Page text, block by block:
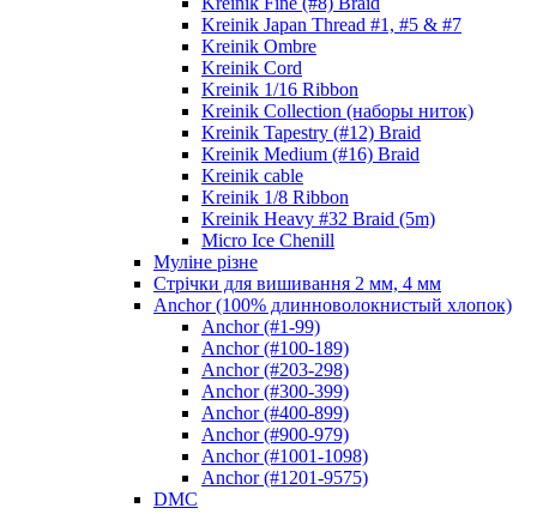
Kreinik Japan Thread #1, #5 & #7
Kreinik Ombre
Kreinik Cord
Kreinik 1/16 Ribbon
Kreinik Collection (наборы ниток)
Kreinik Tapestry (#12) Braid
Kreinik Medium (#16) Braid
Kreinik cable
Kreinik 1/8 Ribbon
Kreinik Heavy #32 Braid (5m)
Micro Ice Chenill
Муліне різне
Стрічки для вишивання 2 мм, 4 мм
Anchor (100% длинноволокнистый хлопок)
Anchor (#1-99)
Anchor (#100-189)
Anchor (#203-298)
Anchor (#300-399)
Anchor (#400-899)
Anchor (#900-979)
Anchor (#1001-1098)
Anchor (#1201-9575)
DMC